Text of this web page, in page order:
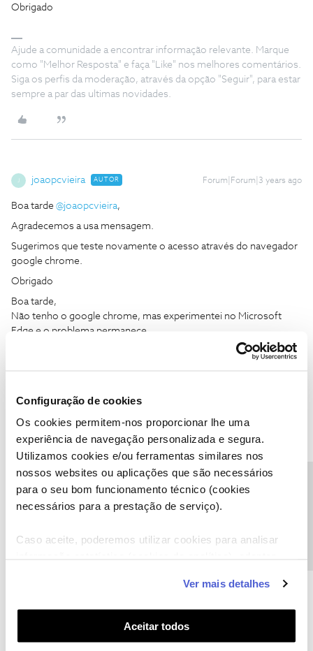
Configuração de cookies
Os cookies permitem-nos proporcionar lhe uma
experiência de navegação personalizada e segura.
Utilizamos cookies e/ou ferramentas similares nos
nossos websites ou aplicações que são necessários
para o seu bom funcionamento técnico (cookies
necessários para a prestação de serviço).
Caso aceite, poderemos utilizar cookies para analisar
funcionalidades (cookies de personalização e
funcionalidade) e adaptar anúncios aos seus interesses
(cookies de publicidade personalizada). Pode gerir a
utilização dos cookies clicando em "Configurar
Ver mais detalhes
Aceitar todos
Obrigado
Ajude a comunidade a encontrar informação relevante. Marque
como "Melhor Resposta" e faça "Like" nos melhores comentários.
Siga os perfis da moderação, através da opção "Seguir", para estar
sempre a par das ultimas novidades.
joaopcvieira AUTOR Forum|Forum|3 years ago
Boa tarde @joaopcvieira,
Agradecemos a usa mensagem.
Sugerimos que teste novamente o acesso através do navegador
google chrome.
Obrigado
Boa tarde,
Não tenho o google chrome, mas experimentei no Microsoft
Edge e o problema permanece.
João H. Forum|Forum|3 years ago
O erro surge no momento de login ou ao selecionar algum
conteúdo?
Obrigado
Siga os perfis da moderação, através da opção "Seguir", para estar
sempre a par das ultimas novidades.